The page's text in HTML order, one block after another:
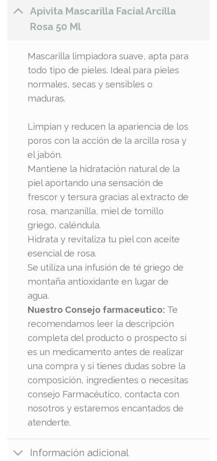
Apivita Mascarilla Facial Arcilla
Rosa 50 Ml
Mascarilla limpiadora suave, apta para
todo tipo de pieles. Ideal para pieles
normales, secas y sensibles o
maduras.
Limpian y reducen la apariencia de los
poros con la acción de la arcilla rosa y
el jabón.
Mantiene la hidratación natural de la
piel aportando una sensación de
frescor y tersura gracias al extracto de
rosa, manzanilla, miel de tomillo
griego, caléndula.
Hidrata y revitaliza tu piel con aceite
esencial de rosa.
Se utiliza una infusión de té griego de
montaña antioxidante en lugar de
agua.
Nuestro Consejo farmaceutico: Te
recomendamos leer la descripción
completa del producto o prospecto si
es un medicamento antes de realizar
una compra y si tienes dudas sobre la
composición, ingredientes o necesitas
consejo Farmacéutico, contacta con
nosotros y estaremos encantados de
atenderte.
Información adicional